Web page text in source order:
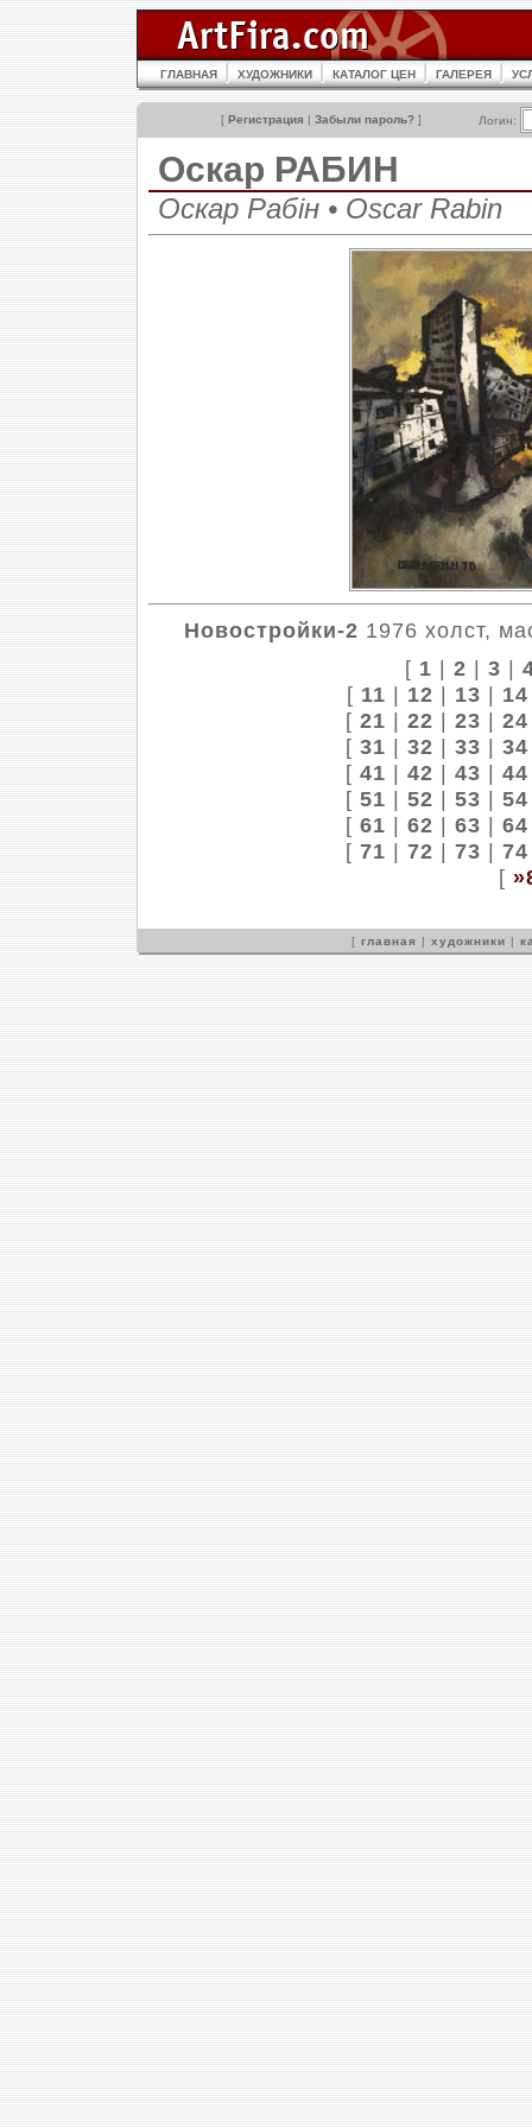
ГЛАВНАЯ ХУДОЖНИКИ КАТАЛОГ ЦЕН ГАЛЕРЕЯ
[ Регистрация | Забыли пароль? ] Логин:
Оскар РАБИН
Оскар Рабін • Oscar Rabin
Новостройки-2 1976 холст,
[ 1 | 2 | 3 |
[ 11 | 12 | 13 | 14
[ 21 | 22 | 23 | 24
[ 31 | 32 | 33 | 34
[ 41 | 42 | 43 | 44
[ 51 | 52 | 53 | 54
[ 61 | 62 | 63 | 64
[ 71 | 72 | 73 | 74
[
[ главная | художники |